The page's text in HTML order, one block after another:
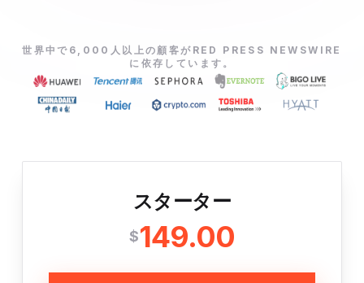
世界中で6,000人以上の顧客がRED PRESS NEWSWIRE
に依存しています。
スターター
$149.00